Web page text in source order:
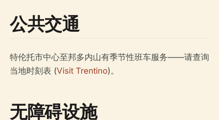
公共交通
特伦托市中心至邦多内山有季节性班车服务——请查询
当地时刻表 (Visit Trentino)。
无障碍设施